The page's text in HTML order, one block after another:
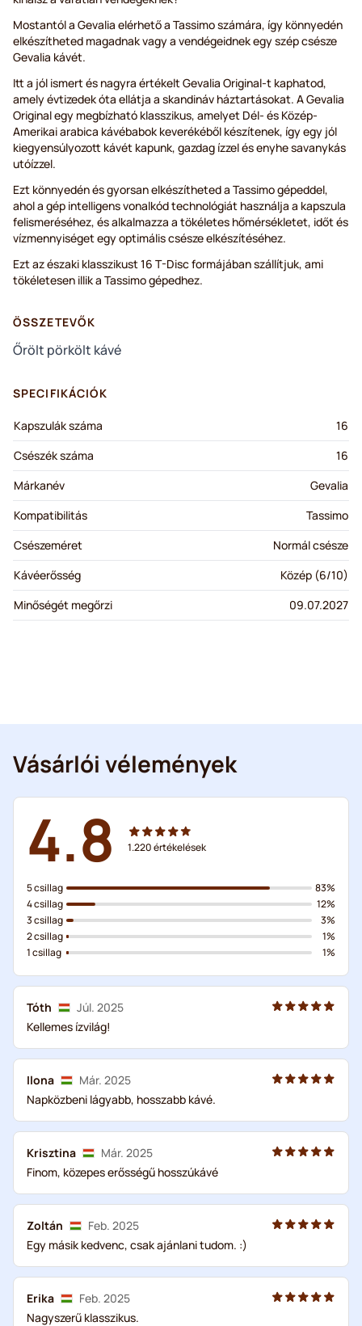
Mostantól a Gevalia elérhető a Tassimo számára, így könnyedén
elkészítheted magadnak vagy a vendégeidnek egy szép csésze
Gevalia kávét.
Itt a jól ismert és nagyra értékelt Gevalia Original-t kaphatod,
amely évtizedek óta ellátja a skandináv háztartásokat. A Gevalia
Original egy megbízható klasszikus, amelyet Dél- és Közép-
Amerikai arabica kávébabok keverékéből készítenek, így egy jól
kiegyensúlyozott kávét kapunk, gazdag ízzel és enyhe savanykás
utóízzel.
Ezt könnyedén és gyorsan elkészítheted a Tassimo gépeddel,
ahol a gép intelligens vonalkód technológiát használja a kapszula
felismeréséhez, és alkalmazza a tökéletes hőmérsékletet, időt és
vízmennyiséget egy optimális csésze elkészítéséhez.
Ezt az északi klasszikust 16 T-Disc formájában szállítjuk, ami
tökéletesen illik a Tassimo gépedhez.
ÖSSZETEVŐK
Őrölt pörkölt kávé
SPECIFIKÁCIÓK
Kapszulák száma
16
Csészék száma
16
Márkanév
Gevalia
Kompatibilitás
Tassimo
Csészeméret
Normál csésze
Kávéerősség
Közép (6/10)
Minőségét megőrzi
09.07.2027
Vásárlói vélemények
4.8 1.220értékelések
5 csillag
4 csillag
3 csillag
2 csillag
1 csillag
83%
12%
3%
1%
1%
Tóth
Júl. 2025
Kellemes ízvilág!
Ilona
Már. 2025
Napközbeni lágyabb, hosszabb kávé.
Krisztina
Már. 2025
Finom, közepes erősségű hosszúkávé
Zoltán
Feb. 2025
Egy másik kedvenc, csak ajánlani tudom. :)
Erika
Feb. 2025
Nagyszerű klasszikus.